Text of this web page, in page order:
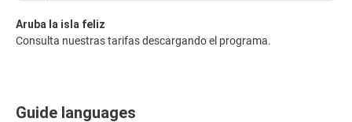
Aruba la isla feliz
Consulta nuestras tarifas descargando el programa.
Guide languages